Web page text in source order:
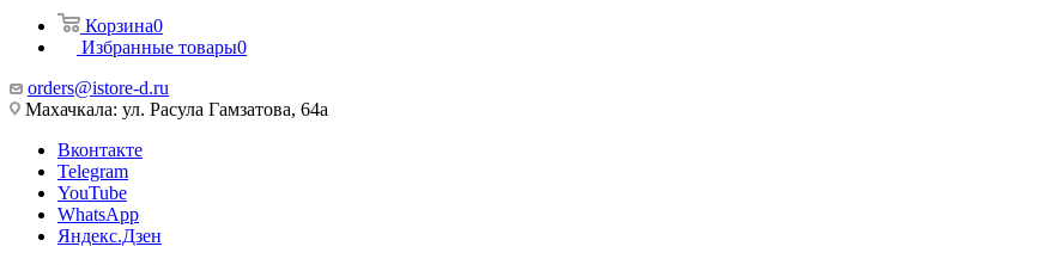
Корзина0
Избранные товары0
orders@istore-d.ru
Махачкала: ул. Расула Гамзатова, 64а
Вконтакте
Telegram
YouTube
WhatsApp
Яндекс.Дзен